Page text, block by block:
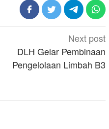
Next post
DLH Gelar Pembinaan
Pengelolaan Limbah B3